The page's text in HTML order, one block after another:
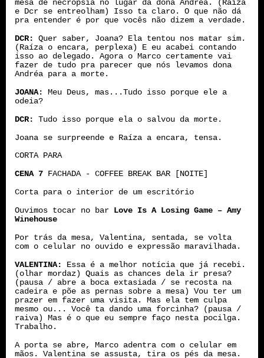
mesa de necropsia no lugar da dona Andréa. (Raíza
e Dcr se entreolham) Isso ta claro. O que não dá
pra entender é por que vocês não dizem a verdade.
DCR:
Quer saber, Joana? Ela tentou nos matar sim.
(Raíza o encara, perplexa) E eu acabei contando
isso ao delegado. Agora o Marco certamente vai
fazer de tudo pra parecer que nós levamos dona
Andréa para a morte.
JOANA:
Meu Deus, mas...Tudo isso porque ele a
odeia?
DCR:
Tudo isso porque ela o salvou da morte.
Joana se surpreende e Raíza a encara, tensa.
CORTA PARA
CENA 7 FACHADA - COFFEE BREAK BAR [NOITE]
Corta para o interior de um escritório
Ouvimos tocar no bar Love Is A Losing Game – Amy
Winehouse
Por trás da mesa, Valentina, sentada, se volta
com o celular no ouvido e expressão maravilhada.
VALENTINA:
Essa é a melhor notícia que já recebi.
(olhar mordaz) Quais as chances dela ir presa?
(pausa / abre a boca extasiada / se recosta na
cadeira e põe as pernas sobre a mesa) Vou ter um
prazer em fazer uma visita. Mas ela tem culpa
mesmo ou... Você ta dando uma forcinha? (pausa /
raiva) Mas é o que eu sempre faço nesta pocilga.
Trabalho.
A porta se abre, Marco adentra com o celular em
mãos. Valentina se assusta, tira os pés da mesa.